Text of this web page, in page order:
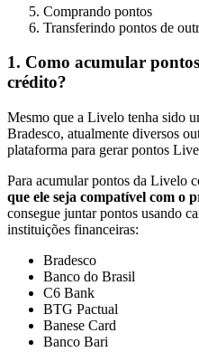
Comprando pontos
Transferindo pontos de
1. Como acumular
crédito?
Mesmo que a Livelo tenha sido
Bradesco, atualmente diversos
plataforma para gerar pontos
Para acumular pontos da Livelo
que ele seja compatível com o
consegue juntar pontos usando
instituições financeiras:
Bradesco
Banco do Brasil
C6 Bank
BTG Pactual
Banese Card
Banco Bari